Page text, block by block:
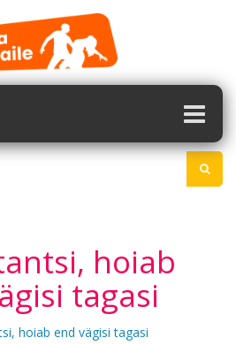
hoiab
tagasi